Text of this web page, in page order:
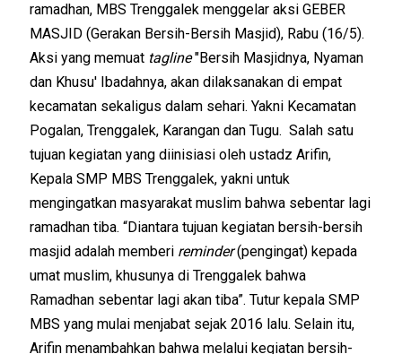
ramadhan, MBS Trenggalek menggelar aksi GEBER
MASJID (Gerakan Bersih-Bersih Masjid), Rabu (16/5).
Aksi yang memuat tagline"Bersih Masjidnya, Nyaman
dan Khusu' Ibadahnya, akan dilaksanakan di empat
kecamatan sekaligus dalam sehari. Yakni Kecamatan
Pogalan, Trenggalek, Karangan dan Tugu. Salah satu
tujuan kegiatan yang diinisiasi oleh ustadz Arifin,
Kepala SMP MBS Trenggalek, yakni untuk
mengingatkan masyarakat muslim bahwa sebentar lagi
ramadhan tiba. “Diantara tujuan kegiatan bersih-bersih
masjid adalah memberi reminder(pengingat) kepada
umat muslim, khusunya di Trenggalek bahwa
Ramadhan sebentar lagi akan tiba”. Tutur kepala SMP
MBS yang mulai menjabat sejak 2016 lalu. Selain itu,
Arifin menambahkan bahwa melalui kegiatan bersih-